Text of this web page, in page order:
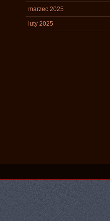
marzec 2025
luty 2025